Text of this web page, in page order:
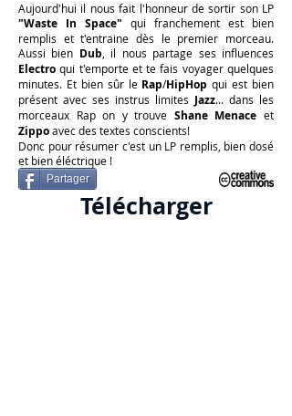
Aujourd'hui il nous fait l'honneur de sortir son LP
"Waste In Space" qui franchement est bien
remplis et t'entraine dès le premier morceau.
Aussi bien Dub , il nous partage ses influences
Electro qui t'emporte et te fais voyager quelques
minutes. Et bien sûr le Rap/HipHop qui est bien
présent avec ses instrus limites Jazz... dans les
morceaux Rap on y trouve Shane Menace et
Zippoavec des textes conscients!
Donc pour résumer c'est un LP remplis, bien dosé
et bien éléctrique !
Partager
Télécharger